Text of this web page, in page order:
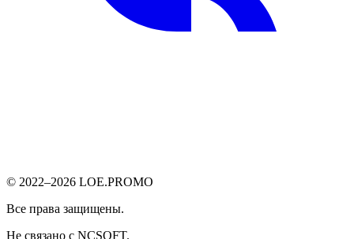
© 2022–2026 LOE.PROMO
Все права защищены.
Не связано с NCSOFT.